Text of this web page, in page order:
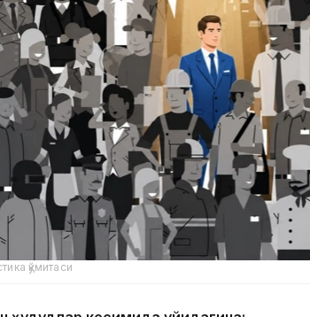
қўмитаси